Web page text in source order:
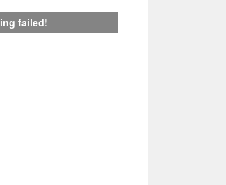
failed!